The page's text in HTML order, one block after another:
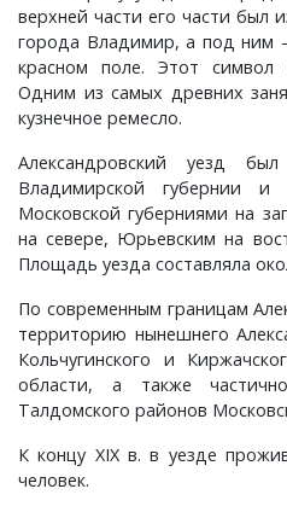
верхней части его части был
города Владимир, а под ним
красном поле. Этот
Одним из самых древних
кузнечное ремесло.
Александровский уезд
Владимирской губернии
Московской губерниями на
на севере, Юрьевским на
Площадь уезда составляла
По современным границам
территорию нынешнего
Кольчугинского и
области, а также
Талдомского районов
К концу XIX в. в уезде
человек.
Слотино, село
Сорокина, деревня
Старова, деревня
Таратина, деревня
Чернецкое, село
Шарапово, деревня
Шеина, деревня
Паустово, деревня
Пески, деревня
Пировы-Городищи, село
Плосково, деревня
Путятино, деревня
Раменье, деревня
Сарыево, село
Фролово, урочище
Чулково, поселок
Шубино, деревня
Старково, деревня
Таланово, деревня
Тасинский Бор, поселок
Уршельский, поселок
Цикуль, село
Шевертни, деревня
Якимец, поселок
Горки, село
Городок, деревня
Гусево, деревня
Давыдово, село
Дворики, деревня
Дмитриково, деревня
Епишово, деревня
Малышево, село
Маринино, село
Марьино, село
Медуши, погост
Мелехово, поселок
Меховицы, село
Милиново, село
Новобусино, деревня
Новофетинино, деревня
Раздолье, поселок
Снегирево, село
Тимошкино, село
Тонково, деревня
Флорищи, село
Лужки, деревня
Ляхи, село
Максимово, деревня
Меленки, город
Мильдево, деревня
Окшово, деревня
Песочная, деревня
Новоселки, село
Окулово, деревня
Орлово, деревня
Панфилово, село
Пестенькино, деревня
Савково, деревня
Саксино, деревня
Матренино, село
Мышлино, деревня
Нагорный, поселок
Пекша, деревня
Перново, деревня
Петушки, город
Покров, город
Лучинское, деревня
Некрасиха, деревня
Одерихино, деревня
Орехово, село
Перебор, деревня
Прокошиха, деревня
Рождествено, село
Овсяниково, деревня
Передел, деревня
Погребищи, деревня
Полхово, село
Разлукино, деревня
Рычково, деревня
Сеславское, село
Новое, село
Павловское, село
Петраково, село
Подберезье, село
Порецкое, село
Пустой Ярославль, деревня
Романово, село
Перелоги, село
Петрушино, деревня
Подолец, село
Пречистая Гора, село
Ратислово, село
Сима, село
Федоровское, село